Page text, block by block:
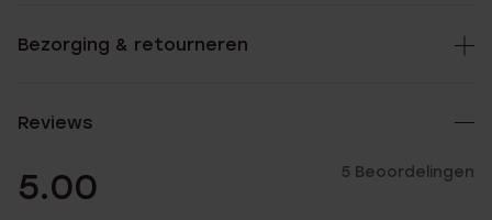
Bezorging & retourneren
Reviews
5.00 5 Beoordelingen